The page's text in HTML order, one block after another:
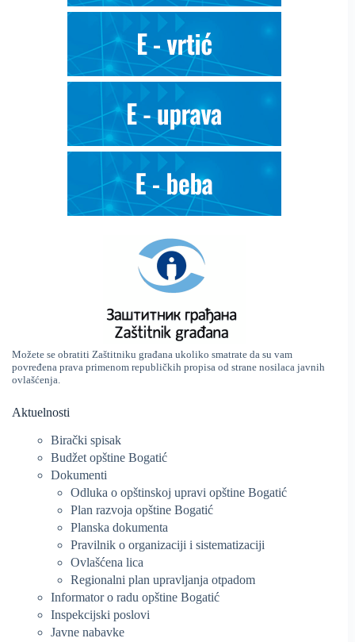
Možete se obratiti Zaštitniku građana ukoliko smatrate da su vam
povređena prava primenom republičkih propisa od strane nosilaca javnih
ovlašćenja.
Aktuelnosti
Birački spisak
Budžet opštine Bogatić
Dokumenti
Odluka o opštinskoj upravi opštine Bogatić
Plan razvoja opštine Bogatić
Planska dokumenta
Pravilnik o organizaciji i sistematizaciji
Ovlašćena lica
Regionalni plan upravljanja otpadom
Informator o radu opštine Bogatić
Inspekcijski poslovi
Javne nabavke